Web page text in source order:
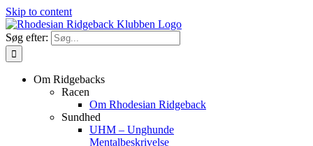
Skip to content
Søg efter:
Om Ridgebacks
Racen
Om Rhodesian Ridgeback
Sundhed
UHM – Unghunde
Mentalbeskrivelse